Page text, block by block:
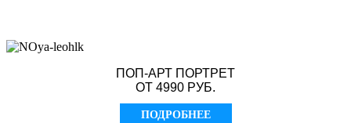
ПОП-АРТ ПОРТРЕТ
ОТ 4990 РУБ.
ПОДРОБНЕЕ